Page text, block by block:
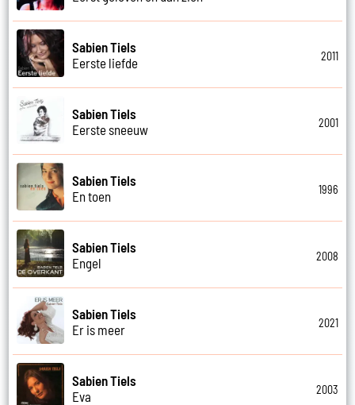
Sabien Tiels
Eerste liefde
2011
Sabien Tiels
Eerste sneeuw
2001
Sabien Tiels
En toen
1996
Sabien Tiels
Engel
2008
Sabien Tiels
Er is meer
2021
Sabien Tiels
Eva
2003